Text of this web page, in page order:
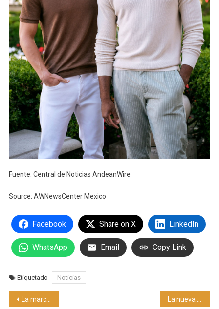
Fuente: Central de Noticias AndeanWire
Source: AWNewsCenter Mexico
Facebook Share on X LinkedIn
WhatsApp Email Copy Link
Etiquetado Noticias
Navegación
La marca deportiva global U.S. Polo Assn. lanza su línea de ropa masculina en Argentina